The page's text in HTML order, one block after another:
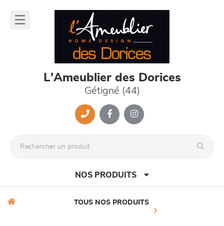
L'Ameublier des Dorices
Gétigné (44)
NOS PRODUITS
TOUS NOS PRODUITS